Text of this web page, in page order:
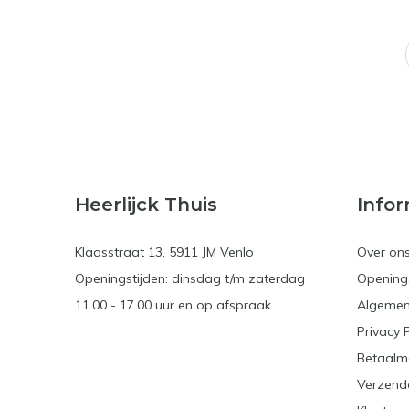
Heerlijck Thuis
Klaasstraat 13, 5911 JM Venlo
Openingstijden: dinsdag t/m zaterdag
11.00 - 17.00 uur en op afspraak.
Over
Privacy